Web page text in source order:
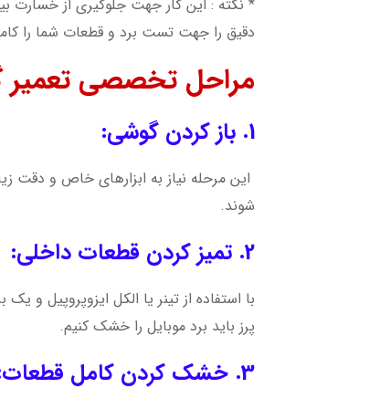
* نکته : این کار جهت جلوگیری از خسارت
دقیق را جهت تست برد و قطعات شما را
مراحل تخصصی
1. باز کردن گوشی:
این مرحله نیاز به ابزارهای خاص و دقت
شوند.
2. تمیز کردن قطعات داخلی:
با استفاده از تینر یا الکل ایزوپروپیل و
پرز باید برد موبایل را خشک کنیم.
3. خشک کردن کامل قطعات: